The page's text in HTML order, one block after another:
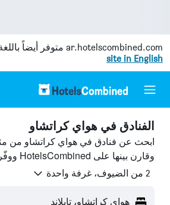
ar.hotelscombined.com متوفر أيضاً
site in English
الفنادق في هواي كراتشاو
ابحث عن فنادق في هواي كراتشاو من
وقارن بينها على HotelsCombined ووفّر.
2 من الضيوف، غرفة واحدة
هواي كراتشاو، تايلاند